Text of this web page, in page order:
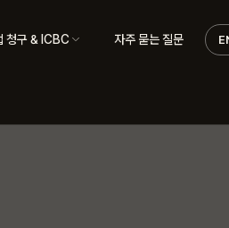
청구 & ICBC 자주 묻는 질문